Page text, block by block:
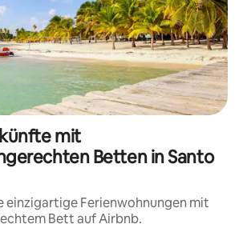
mit
Betten in Santo
einzigartige Ferienwohnungen mit
Bett auf Airbnb.